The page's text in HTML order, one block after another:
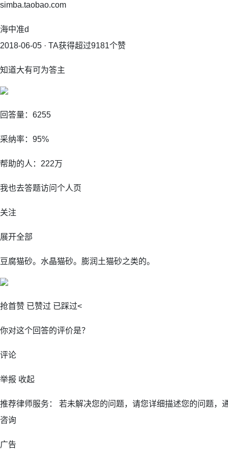
simba.taobao.com
海中准d
2018-06-05 · TA获得超过9181个赞
知道大有可为答主
回答量：6255
采纳率：95%
帮助的人：222万
我也去答题访问个人页
关注
展开全部
豆腐猫砂。水晶猫砂。膨润土猫砂之类的。
抢首赞 已赞过 已踩过<
你对这个回答的评价是？
评论
举报 收起
推荐律师服务： 若未解决您的问题，请您详细描述您的问题，
咨询
广告